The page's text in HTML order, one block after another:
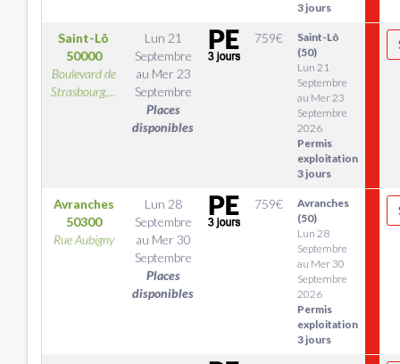
3 jours
Saint-Lô
50000
Boulevard de
Strasbourg,...
Lun 21
Septembre
au Mer 23
Septembre
Places
disponibles
759€
Saint-Lô
(50)
Lun 21
Septembre
au Mer 23
Septembre
2026
Permis
exploitation
3 jours
Avranches
50300
Rue Aubigny
Lun 28
Septembre
au Mer 30
Septembre
Places
disponibles
759€
Avranches
(50)
Lun 28
Septembre
au Mer 30
Septembre
2026
Permis
exploitation
3 jours